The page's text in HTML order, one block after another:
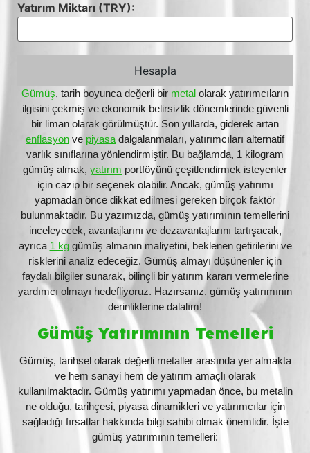
Yatırım Miktarı (TRY):
Gümüş, tarih boyunca değerli bir metal olarak yatırımcıların
ilgisini çekmiş ve ekonomik belirsizlik dönemlerinde güvenli
bir liman olarak görülmüştür. Son yıllarda, giderek artan
enflasyon ve piyasa dalgalanmaları, yatırımcıları alternatif
varlık sınıflarına yönlendirmiştir. Bu bağlamda, 1 kilogram
gümüş almak, yatırım portföyünü çeşitlendirmek isteyenler
için cazip bir seçenek olabilir. Ancak, gümüş yatırımı
yapmadan önce dikkat edilmesi gereken birçok faktör
bulunmaktadır. Bu yazımızda, gümüş yatırımının temellerini
inceleyecek, avantajlarını ve dezavantajlarını tartışacak,
ayrıca 1 kggümüş almanın maliyetini, beklenen getirilerini ve
risklerini analiz edeceğiz. Gümüş almayı düşünenler için
faydalı bilgiler sunarak, bilinçli bir yatırım kararı vermelerine
yardımcı olmayı hedefliyoruz. Hazırsanız, gümüş yatırımının
derinliklerine dalalım!
Gümüş Yatırımının Temelleri
Gümüş, tarihsel olarak değerli metaller arasında yer almakta
ve hem sanayi hem de yatırım amaçlı olarak
kullanılmaktadır. Gümüş yatırımı yapmadan önce, bu metalin
ne olduğu, tarihçesi, piyasa dinamikleri ve yatırımcılar için
sağladığı fırsatlar hakkında bilgi sahibi olmak önemlidir. İşte
gümüş yatırımının temelleri: